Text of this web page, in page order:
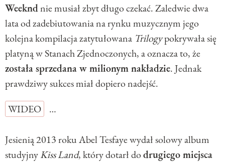
Weekndnie musiał zbyt długo czekać. Zaledwie dwa
lata od zadebiutowania na rynku muzycznym jego
kolejna kompilacja zatytułowana Trilogypokrywała się
platyną w Stanach Zjednoczonych, a oznacza to, że
została sprzedana w milionym nakładzie. Jednak
prawdziwy sukces miał dopiero nadejść.
WIDEO
…
Jesienią 2013 roku Abel Tesfaye wydał solowy album
studyjnyKiss Land, który dotarł dodrugiego miejsca